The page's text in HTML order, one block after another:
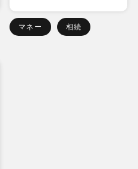
マネー 相続